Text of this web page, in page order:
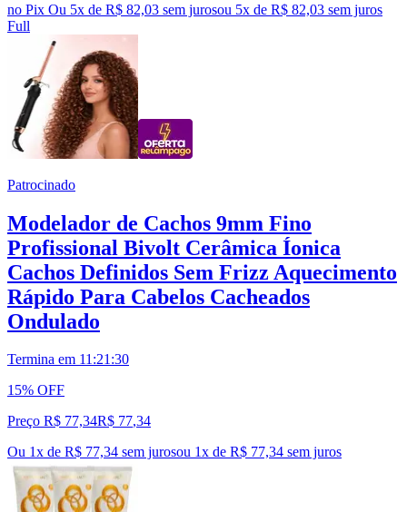
no Pix Ou 5x de R$ 82,03 sem jurosou 5x de R$ 82,03 sem juros
Full
Patrocinado
Modelador de Cachos 9mm Fino
Profissional Bivolt Cerâmica Íonica
Cachos Definidos Sem Frizz Aquecimento
Rápido Para Cabelos Cacheados
Ondulado
Termina em 11:21:29
15% OFF
Preço R$ 77,34R$ 77,34
Ou 1x de R$ 77,34 sem jurosou 1x de R$ 77,34 sem juros